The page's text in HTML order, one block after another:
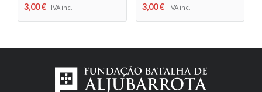
3,00€ IVA inc. 3,00€ IVA inc.